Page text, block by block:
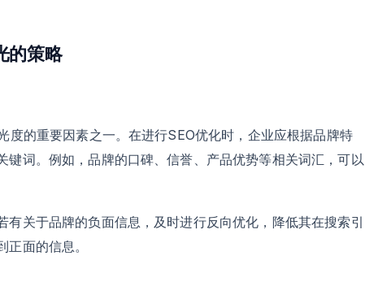
的策略
度的重要因素之一。在进行SEO优化时，企业应根据品牌特
键词。例如，品牌的口碑、信誉、产品优势等相关词汇，可以
关于品牌的负面信息，及时进行反向优化，降低其在搜索引
面的信息。